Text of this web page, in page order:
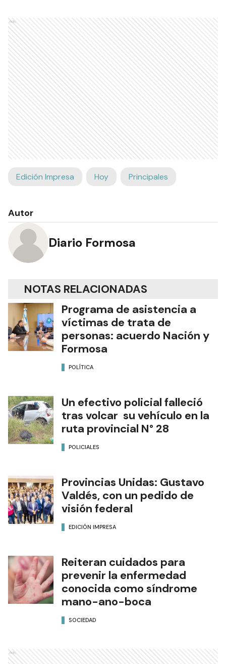
Ads
Edición Impresa Hoy Principales
Autor
Diario Formosa
NOTAS RELACIONADAS
Programa de asistencia a
víctimas de trata de
personas: acuerdo Nación y
Formosa
POLÍTICA
Un efectivo policial falleció
tras volcar su vehículo en la
ruta provincial N° 28
POLICIALES
Provincias Unidas: Gustavo
Valdés, con un pedido de
visión federal
EDICIÓN IMPRESA
Reiteran cuidados para
prevenir la enfermedad
conocida como síndrome
mano-ano-boca
SOCIEDAD
Ads